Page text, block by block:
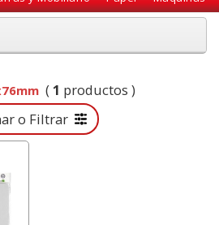
(1 productos )
o Filtrar